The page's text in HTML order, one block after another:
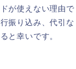
が使えない理由で
振り込み、代引な
と幸いです。